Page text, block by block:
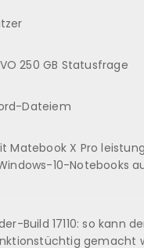
250 GB Statusfrage
Dateiem
Matebook X Pro
10-Notebooks
Build 17110: so kann
gemacht